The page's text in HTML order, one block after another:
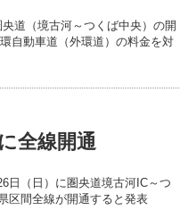
道（境古河～つくば中央）の開
自動車道（外環道）の料金を対
全線開通
日（日）に圏央道境古河IC～つ
区間全線が開通すると発表